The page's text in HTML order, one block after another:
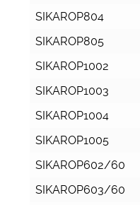
SIKAROP804
SIKAROP805
SIKAROP1002
SIKAROP1003
SIKAROP1004
SIKAROP1005
SIKAROP602/60
SIKAROP603/60